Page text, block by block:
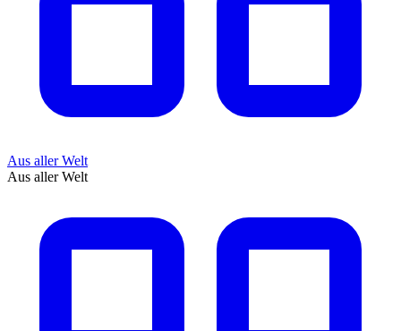
Aus aller Welt
Aus aller Welt